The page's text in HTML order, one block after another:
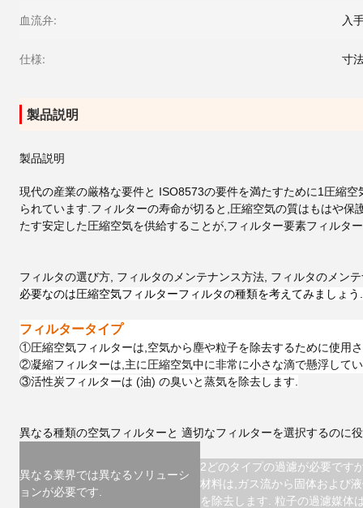
血流弁: 入
仕様: 寸
製品説明
製品説明
現代の産業の厳格な要件と ISO8573の要件を満たすために1圧縮
られています.フィルターの寿命が切ると,圧縮空気の質はもはや
たす安定した圧縮空気を供給することが, フィルター要素フィルタ
フィルタの選び方, フィルタのメンテナンス方法, フィルタのメン
必要なのは圧縮空気フィルターフィルタの種類を考えてみましょ
フィルタータイプ
①圧縮空気フィルターは,空気から塵や粒子を除去するために使用
②凝縮フィルターは,主に圧縮空気中に非常に小さな滴で懸浮して
③活性炭フィルターは (油) の臭いと蒸気を除去します.
異なる種類の空気フィルターと 適切なフィルターを選択するのに
異なる業界では異なるソリューシ
ョンが必要です.
2どのタイプの過濾が必要です
材料は,ガス流から固体および
を除去します. 粒子の過濾媒体